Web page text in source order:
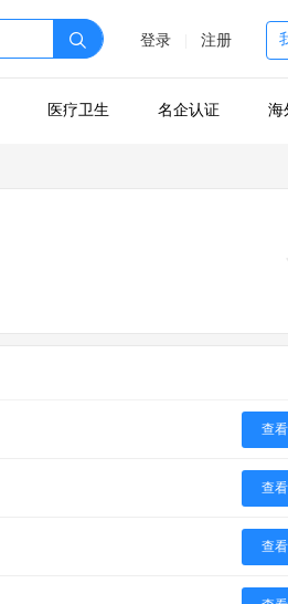
登录 注册
医疗卫生 名企认证 海
查
查
查